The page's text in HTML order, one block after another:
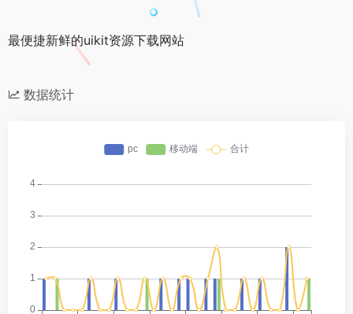
最便捷新鲜的uikit资源下载网站
数据统计